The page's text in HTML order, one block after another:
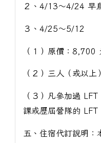
２、4/13～4/24 早
３、4/25～5/12
（１）原價：8,700
（２）三人（或以
（３）凡參加過
課或歷屆營隊的
五、住宿代訂說明：